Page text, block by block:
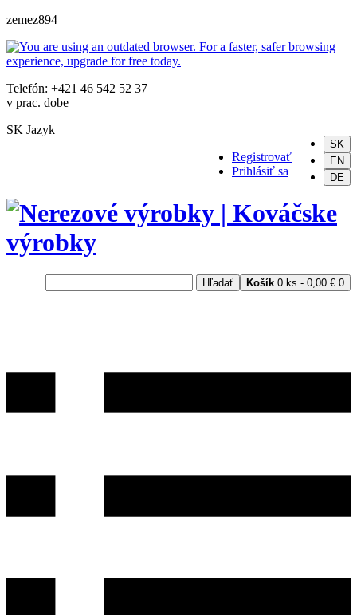
zemez894
Telefón: +421 46 542 52 37
v prac. dobe
SK Jazyk
SK
EN
DE
Registrovať
Prihlásiť sa
Košík 0 ks - 0,00 € 0
Hľadať